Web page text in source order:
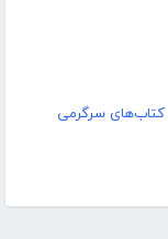
کتاب‌های سرگرمی